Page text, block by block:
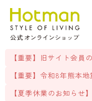
【重要】旧サイト会員
【重要】令和8年熊本
【夏季休業のお知らせ】